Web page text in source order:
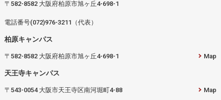
〒582-8582 大阪府柏原市旭ヶ丘4-698-1
電話番号(072)976-3211（代表）
柏原キャンパス
〒582-8582 大阪府柏原市旭ヶ丘4-698-1 Map
天王寺キャンパス
〒543-0054 大阪市天王寺区南河堀町4-88 Map